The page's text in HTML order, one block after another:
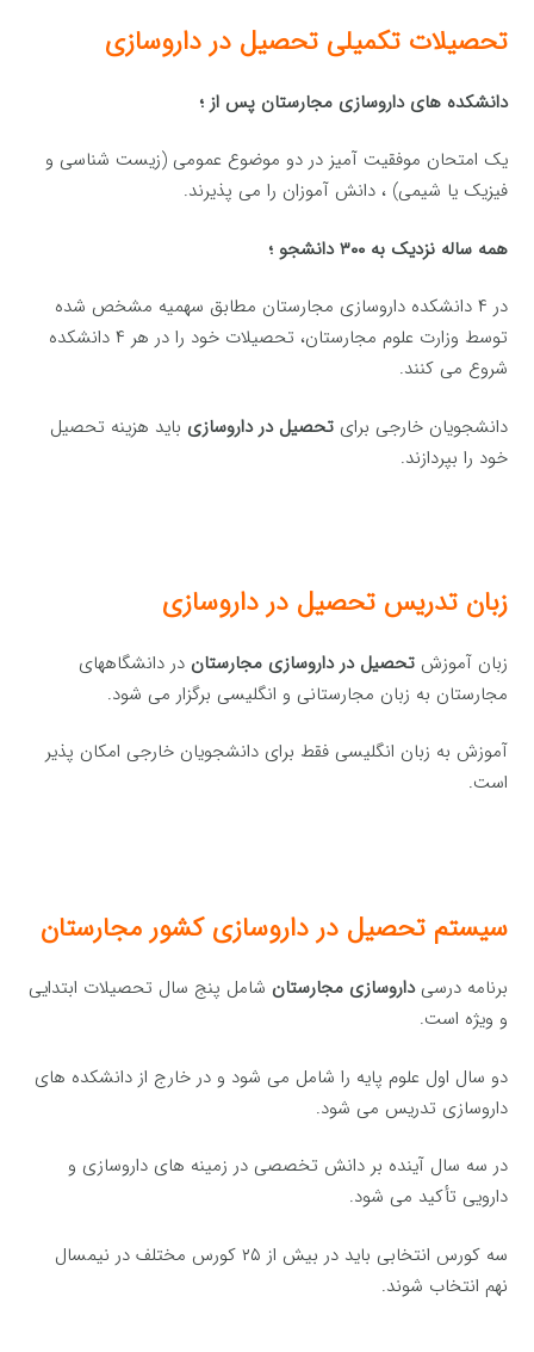
تحصیلات تکمیلی تحصیل در داروسازی
دانشکده های داروسازی مجارستان پس از ؛
یک امتحان موفقیت آمیز در دو موضوع عمومی (زیست شناسی و
فیزیک یا شیمی) ، دانش آموزان را می پذیرند.
همه ساله نزدیک به ۳۰۰ دانشجو ؛
در ۴ دانشکده داروسازی مجارستان مطابق سهمیه مشخص شده
توسط وزارت علوم مجارستان، تحصیلات خود را در هر ۴ دانشکده
شروع می کنند.
دانشجویان خارجی برایتحصیل در داروسازی باید هزینه تحصیل
خود را بپردازند.
زبان تدریس تحصیل در داروسازی
زبان آموزشتحصیل در داروسازی مجارستان در دانشگاههای
مجارستان به زبان مجارستانی و انگلیسی برگزار می شود.
آموزش به زبان انگلیسی فقط برای دانشجویان خارجی امکان پذیر
است.
سیستم تحصیل در داروسازی کشور مجارستان
برنامه درسیداروسازی مجارستان شامل پنج سال تحصیلات ابتدایی
و ویژه است.
دو سال اول علوم پایه را شامل می شود و در خارج از دانشکده های
داروسازی تدریس می شود.
در سه سال آینده بر دانش تخصصی در زمینه های داروسازی و
دارویی تأکید می شود.
سه کورس انتخابی باید در بیش از ۲۵ کورس مختلف در نیمسال
نهم انتخاب شوند.